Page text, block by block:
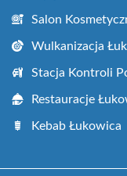
Salon
Wulkanizacja
Stacja Kontroli
Restauracje
Kebab Łukowica